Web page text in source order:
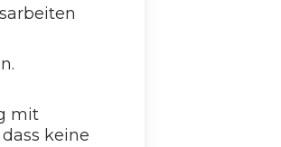
mit
keine